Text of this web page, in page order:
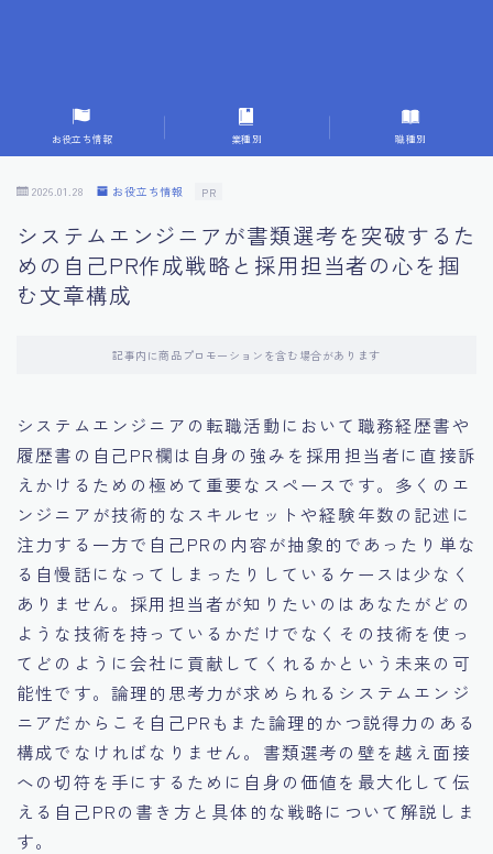
9.転職成功者の事例分析とアドバイス
10.面接官に好印象を与える方法
11.キャリアアップを目指す人の応募書類
12.エージェントから有益情報を得るコツ
14.デジタル化やAIの進化がもたらす影響
お役立ち情報 業種別 職種別
2026.01.28 お役立ち情報 PR
システムエンジニアが書類選考を突破するた
めの自己PR作成戦略と採用担当者の心を掴
む文章構成
記事内に商品プロモーションを含む場合があります
システムエンジニアの転職活動において職務経歴書や
履歴書の自己PR欄は自身の強みを採用担当者に直接訴
えかけるための極めて重要なスペースです。多くのエ
ンジニアが技術的なスキルセットや経験年数の記述に
注力する一方で自己PRの内容が抽象的であったり単な
る自慢話になってしまったりしているケースは少なく
ありません。採用担当者が知りたいのはあなたがどの
ような技術を持っているかだけでなくその技術を使っ
てどのように会社に貢献してくれるかという未来の可
能性です。論理的思考力が求められるシステムエンジ
ニアだからこそ自己PRもまた論理的かつ説得力のある
構成でなければなりません。書類選考の壁を越え面接
への切符を手にするために自身の価値を最大化して伝
える自己PRの書き方と具体的な戦略について解説しま
す。